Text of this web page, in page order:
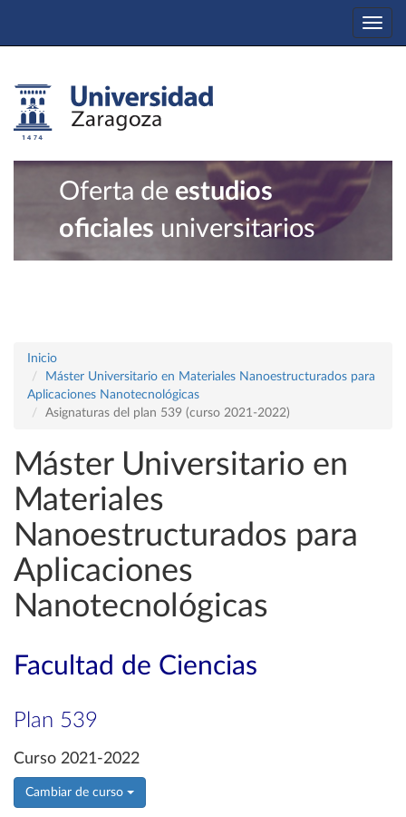
Oferta de estudios
oficiales universitarios
Inicio
Máster Universitario en Materiales Nanoestructurados para
Aplicaciones Nanotecnológicas
Asignaturas del plan 539 (curso 2021-2022)
Máster Universitario en
Materiales
Nanoestructurados para
Aplicaciones
Nanotecnológicas
Facultad de Ciencias
Plan 539
Curso 2021-2022
Cambiar de curso